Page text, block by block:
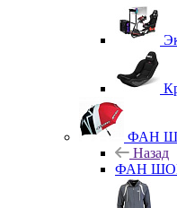
ФАН
Назад
ФАН